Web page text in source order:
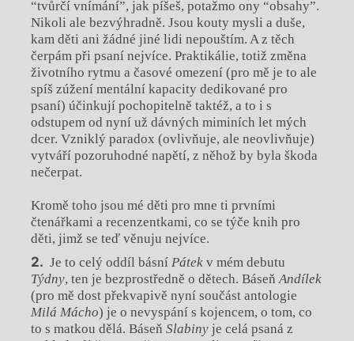
“tvůrčí vnímání”, jak píšeš, potažmo ony “obsahy”.
Nikoli ale bezvýhradně. Jsou kouty mysli a duše,
kam děti ani žádné jiné lidi nepouštím. A z těch
čerpám při psaní nejvíce. Praktikálie, totiž změna
životního rytmu a časové omezení (pro mě je to ale
spíš zúžení mentální kapacity dedikované pro
psaní) účinkují pochopitelně taktéž, a to i s
odstupem od nyní už dávných miminích let mých
dcer. Vzniklý paradox (ovlivňuje, ale neovlivňuje)
vytváří pozoruhodné napětí, z něhož by byla škoda
nečerpat.
Kromě toho jsou mé děti pro mne ti prvními
čtenářkami a recenzentkami, co se týče knih pro
děti, jimž se teď věnuju nejvíce.
Je to celý oddíl básníPátek v mém debutu
Týdny, ten je bezprostředně o dětech. BáseňAndílek
(pro mě dost překvapivě nyní součást antologie
Milá Mácho) je o nevyspání s kojencem, o tom, co
to s matkou dělá. Báseň Slabinyje celá psaná z